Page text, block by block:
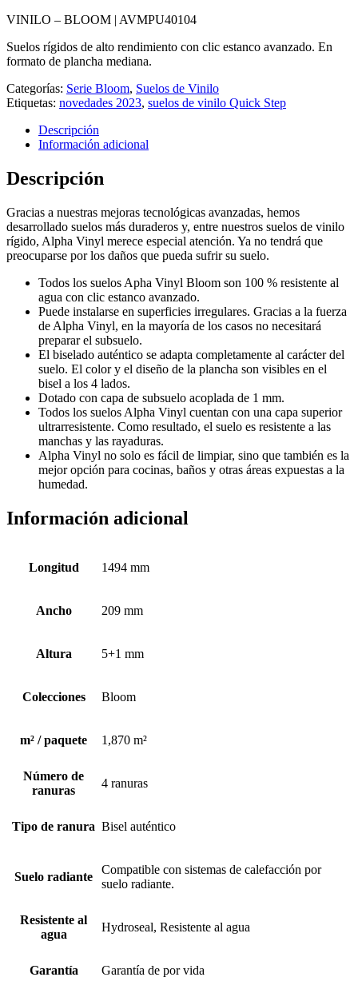
VINILO – BLOOM | AVMPU40104
Suelos rígidos de alto rendimiento con clic estanco avanzado. En
formato de plancha mediana.
Categorías: Serie Bloom, Suelos de Vinilo
Etiquetas: novedades 2023, suelos de vinilo Quick Step
Descripción
Información adicional
Descripción
Gracias a nuestras mejoras tecnológicas avanzadas, hemos
desarrollado suelos más duraderos y, entre nuestros suelos de vinilo
rígido, Alpha Vinyl merece especial atención. Ya no tendrá que
preocuparse por los daños que pueda sufrir su suelo.
Todos los suelos Apha Vinyl Bloom son 100 % resistente al
agua con clic estanco avanzado.
Puede instalarse en superficies irregulares. Gracias a la fuerza
de Alpha Vinyl, en la mayoría de los casos no necesitará
preparar el subsuelo.
El biselado auténtico se adapta completamente al carácter del
suelo. El color y el diseño de la plancha son visibles en el
bisel a los 4 lados.
Dotado con capa de subsuelo acoplada de 1 mm.
Todos los suelos Alpha Vinyl cuentan con una capa superior
ultrarresistente. Como resultado, el suelo es resistente a las
manchas y las rayaduras.
Alpha Vinyl no solo es fácil de limpiar, sino que también es la
mejor opción para cocinas, baños y otras áreas expuestas a la
humedad.
Información adicional
Longitud 1494 mm
Ancho 209 mm
Altura 5+1 mm
Colecciones Bloom
m² / paquete 1,870 m²
Número de
ranuras
4 ranuras
Tipo de ranura Bisel auténtico
Suelo radiante
Compatible con sistemas de calefacción por
suelo radiante.
Resistente al
agua
Hydroseal, Resistente al agua
Garantía Garantía de por vida